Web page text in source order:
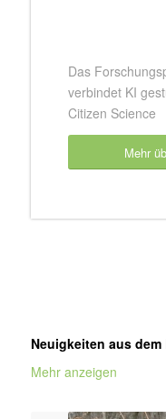
Das
verbindet KI
Citizen Science
Mehr
Neuigkeiten aus dem
Mehr anzeigen